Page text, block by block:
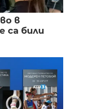
в
са били